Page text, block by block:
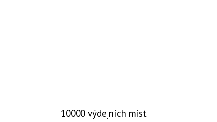
10000 výdejních míst